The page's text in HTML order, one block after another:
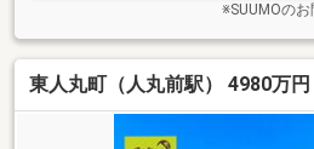
※SUUMOの
東人丸町（人丸前駅） 4980万円